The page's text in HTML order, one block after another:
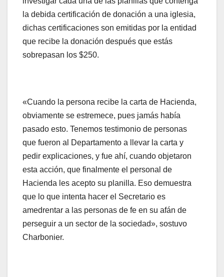
la debida certificación de donación a una iglesia,
dichas certificaciones son emitidas por la entidad
que recibe la donación después que estás
sobrepasan los $250.
«Cuando la persona recibe la carta de Hacienda,
obviamente se estremece, pues jamás había
pasado esto. Tenemos testimonio de personas
que fueron al Departamento a llevar la carta y
pedir explicaciones, y fue ahí, cuando objetaron
esta acción, que finalmente el personal de
Hacienda les acepto su planilla. Eso demuestra
que lo que intenta hacer el Secretario es
amedrentar a las personas de fe en su afán de
perseguir a un sector de la sociedad», sostuvo
Charbonier.